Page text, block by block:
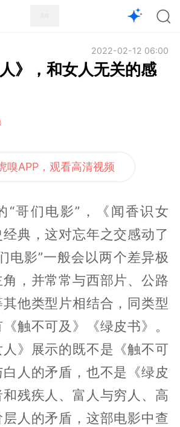
2022-02-12 06:00
人》，和女人无关的感
嗅APP，观看高清视频
“哥们电影”，《闻香识女
经典，这对忘年之交感动了
电影”一般会以两个差异极
，并常常与西部片、公路
其他类型片相结合，同类型
触不可及》《绿皮书》。
》展示的既不是《触不可
人的矛盾，也不是《绿皮
残疾人、富人与穷人、高
人的矛盾，这部电影中查